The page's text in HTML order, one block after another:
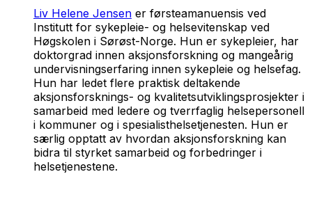
Liv Helene Jensen er førsteamanuensis ved
Institutt for sykepleie- og helsevitenskap ved
Høgskolen i Sørøst-Norge. Hun er sykepleier, har
doktorgrad innen aksjonsforskning og mangeårig
undervisningserfaring innen sykepleie og helsefag.
Hun har ledet flere praktisk deltakende
aksjonsforsknings- og kvalitetsutviklingsprosjekter i
samarbeid med ledere og tverrfaglig helsepersonell
i kommuner og i spesialisthelsetjenesten. Hun er
særlig opptatt av hvordan aksjonsforskning kan
bidra til styrket samarbeid og forbedringer i
helsetjenestene.